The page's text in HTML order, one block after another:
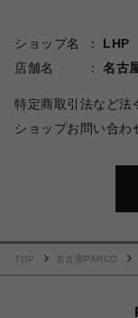
ショップ名
LHP
店舗名
名古
特定商取引法など法
ショップお問い合わ
TOP 名古屋PARCO